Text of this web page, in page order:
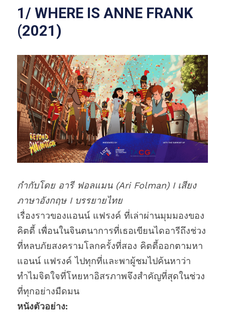
1/ WHERE IS ANNE FRANK
(2021)
กำกับโดย อารี ฟอลแมน (Ari Folman) I เสียง
ภาษาอังกฤษ I บรรยายไทย
เรื่องราวของแอนน์ แฟรงค์ ที่เล่าผ่านมุมมองของ
คิตตี้ เพื่อนในจินตนาการที่เธอเขียนไดอารีถึงช่วง
ที่หลบภัยสงครามโลกครั้งที่สอง คิตตี้ออกตามหา
แอนน์ แฟรงค์ ไปทุกที่และพาผู้ชมไปค้นหาว่า
ทำไมจิตใจที่โหยหาอิสรภาพจึงสำคัญที่สุดในช่วง
ที่ทุกอย่างมืดมน
หนังตัวอย่าง: